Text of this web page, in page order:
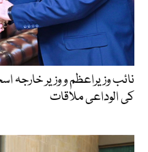
نائب وزیراعظم و وزیر خارجہ
کی الوداعی ملاقات